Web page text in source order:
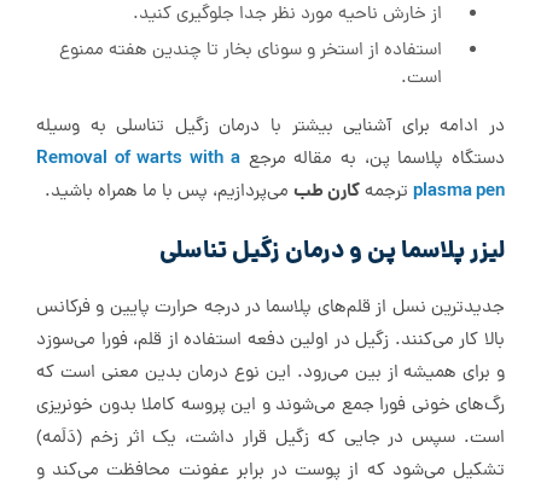
از خارش ناحیه مورد نظر جدا جلوگیری کنید.
استفاده از استخر و سونای بخار تا چندین هفته ممنوع
است.
در ادامه برای آشنایی بیشتر با درمان زگیل تناسلی به وسیله
دستگاه پلاسما پن، به مقاله مرجعRemoval of warts with a
plasma pen ترجمهکارن طب می‌پردازیم، پس با ما همراه باشید.
لیزر پلاسما پن و درمان زگیل تناسلی
جدیدترین نسل از قلم‌های پلاسما در درجه حرارت پایین و فرکانس
بالا کار می‌کنند. زگیل در اولین دفعه استفاده از قلم، فورا می‌سوزد
و برای همیشه از بین می‌رود. این نوع درمان بدین معنی است که
رگ‌های خونی فورا جمع می‌شوند و این پروسه کاملا بدون خونریزی
است. سپس در جایی که زگیل قرار داشت، یک اثر زخم (دَلَمه)
تشکیل می‌شود که از پوست در برابر عفونت محافظت می‌کند و